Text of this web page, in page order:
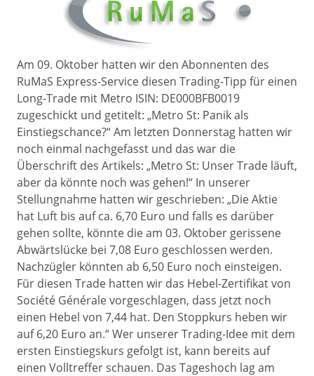
Am 09. Oktober hatten wir den Abonnenten des
RuMaS Express-Service diesen Trading-Tipp für einen
Long-Trade mit Metro ISIN: DE000BFB0019
zugeschickt und getitelt: „Metro St: Panik als
Einstiegschance?“ Am letzten Donnerstag hatten wir
noch einmal nachgefasst und das war die
Überschrift des Artikels: „Metro St: Unser Trade läuft,
aber da könnte noch was gehen!“ In unserer
Stellungnahme hatten wir geschrieben: „Die Aktie
hat Luft bis auf ca. 6,70 Euro und falls es darüber
gehen sollte, könnte die am 03. Oktober gerissene
Abwärtslücke bei 7,08 Euro geschlossen werden.
Nachzügler könnten ab 6,50 Euro noch einsteigen.
Für diesen Trade hatten wir das Hebel-Zertifikat von
Société Générale vorgeschlagen, dass jetzt noch
einen Hebel von 7,44 hat. Den Stoppkurs heben wir
auf 6,20 Euro an.“ Wer unserer Trading-Idee mit dem
ersten Einstiegskurs gefolgt ist, kann bereits auf
einen Volltreffer schauen. Das Tageshoch lag am